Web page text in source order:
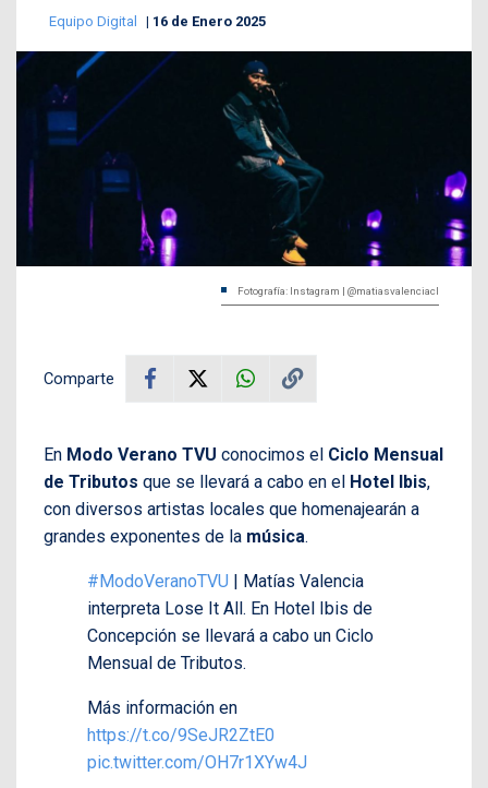
Equipo Digital 16 de Enero 2025
Fotografía: Instagram | @matiasvalenciacl
Comparte
En Modo Verano TVU conocimos el Ciclo Mensual
de Tributos que se llevará a cabo en el Hotel Ibis,
con diversos artistas locales que homenajearán a
grandes exponentes de la música.
#ModoVeranoTVU | Matías Valencia
interpreta Lose It All. En Hotel Ibis de
Concepción se llevará a cabo un Ciclo
Mensual de Tributos.
Más información en
https://t.co/9SeJR2ZtE0
pic.twitter.com/OH7r1XYw4J